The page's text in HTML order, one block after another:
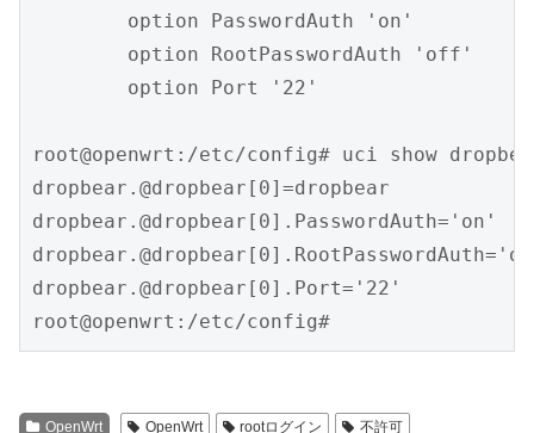
        option PasswordAuth 'on'
        option RootPasswordAuth 'off'
        option Port '22'
root@openwrt:/etc/config# uci show
dropbear.@dropbear[0]=dropbear
dropbear.@dropbear[0].PasswordAuth='on'
dropbear.@dropbear[0].Port='22'
root@openwrt:/etc/config#
OpenWrt OpenWrt rootログイン 不許可